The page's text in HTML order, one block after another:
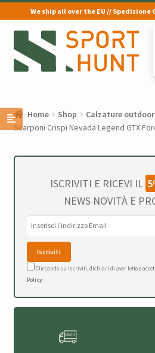
We ship all over the EU //
Vai
alla
navigazione
Vai
al
contenuto
Home Shop Calzature outdoor
Scarponi Crispi Nevada Legend GTX
ISCRIVITI E RICEVI IL
NEWS NOVITÀ E
Cliccando su Iscriviti, dichiari di aver letto e
Policy.